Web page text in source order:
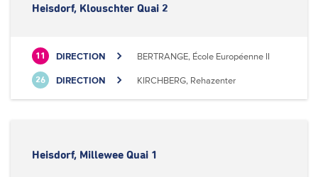
Heisdorf, Klouschter Quai 2
11 DIRECTION BERTRANGE, École Européenne II
26 DIRECTION KIRCHBERG, Rehazenter
Heisdorf, Millewee Quai 1